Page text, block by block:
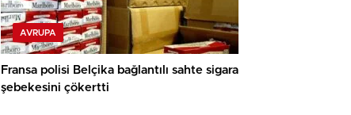
AVRUPA
Fransa polisi Belçika bağlantılı sahte sigara
şebekesini çökertti